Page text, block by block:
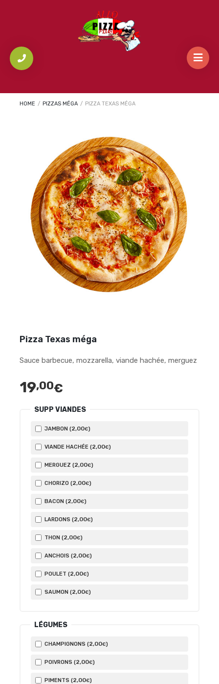
HOME / PIZZAS MÉGA / PIZZA TEXAS MÉGA
Pizza Texas méga
Sauce barbecue, mozzarella, viande hachée, merguez
19,00€
SUPP VIANDES
JAMBON (2,00€)
VIANDE HACHÉE (2,00€)
MERGUEZ (2,00€)
CHORIZO (2,00€)
BACON (2,00€)
LARDONS (2,00€)
THON (2,00€)
ANCHOIS (2,00€)
POULET (2,00€)
SAUMON (2,00€)
LÉGUMES
CHAMPIGNONS (2,00€)
POIVRONS (2,00€)
PIMENTS (2,00€)